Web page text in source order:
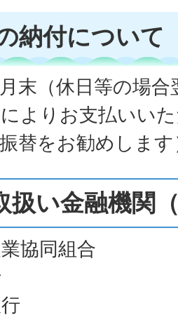
納付について
末（休日等の場
よりお支払いい
振替をお勧めしま
扱い金融機関
協同組合